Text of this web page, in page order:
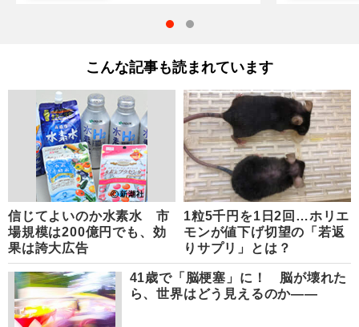
こんな記事も読まれています
信じてよいのか水素水 市
場規模は200億円でも、効
果は誇大広告
1粒5千円を1日2回…ホリエ
モンが値下げ切望の「若返
りサプリ」とは？
41歳で「脳梗塞」に！ 脳が壊れた
ら、世界はどう見えるのか――